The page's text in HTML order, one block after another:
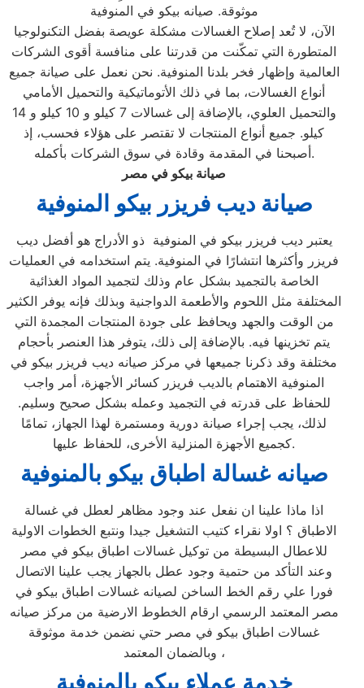
موثوقة. صيانه بيكو في المنوفية
الآن، لا تُعد إصلاح الغسالات مشكلة عويصة بفضل التكنولوجيا
المتطورة التي تمكّنت من قدرتنا على منافسة أقوى الشركات
العالمية وإظهار فخر بلدنا المنوفية. نحن نعمل على صيانة جميع
أنواع الغسالات، بما في ذلك الأتوماتيكية والتحميل الأمامي
والتحميل العلوي، بالإضافة إلى غسالات 7 كيلو و 10 كيلو و 14
كيلو. جميع أنواع المنتجات لا تقتصر على هؤلاء فحسب، إذ
أصبحنا في المقدمة وقادة في سوق الشركات بأكمله.
صيانة بيكو في مصر
صيانة ديب فريزر بيكو المنوفية
يعتبر ديب فريزر بيكو في المنوفية ذو الأدراج هو أفضل ديب
فريزر وأكثرها انتشارًا في المنوفية. يتم استخدامه في العمليات
الخاصة بالتجميد بشكل عام وذلك لتجميد المواد الغذائية
المختلفة مثل اللحوم والأطعمة الدواجنية وبذلك فإنه يوفر الكثير
من الوقت والجهد ويحافظ على جودة المنتجات المجمدة التي
يتم تخزينها فيه. بالإضافة إلى ذلك، يتوفر هذا العنصر بأحجام
مختلفة وقد ذكرنا جميعها في مركز صيانه ديب فريزر بيكو في
المنوفية الاهتمام بالديب فريزر كسائر الأجهزة، أمر واجب
للحفاظ على قدرته في التجميد وعمله بشكل صحيح وسليم.
لذلك، يجب إجراء صيانة دورية ومستمرة لهذا الجهاز، تمامًا
كجميع الأجهزة المنزلية الأخرى، للحفاظ عليها.
صيانه غسالة اطباق بيكو بالمنوفية
اذا ماذا علينا ان نفعل عند وجود مظاهر لعطل في غسالة
الاطباق ؟ اولا نقراء كتيب التشغيل جيدا ونتبع الخطوات الاولية
للاعطال البسيطة من توكيل غسالات اطباق بيكو في مصر
وعند التأكد من حتمية وجود عطل بالجهاز يجب علينا الاتصال
فورا علي رقم الخط الساخن لصيانه غسالات اطباق بيكو في
مصر المعتمد الرسمي ارقام الخطوط الارضية من مركز صيانه
غسالات اطباق بيكو في مصر حتي نضمن خدمة موثوقة
وبالضمان المعتمد ،
خدمة عملاء بيكو بالمنوفية